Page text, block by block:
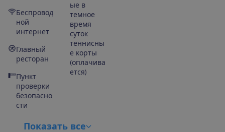
Беспровод
ной
интернет
Главный
ресторан
Пункт
проверки
безопасно
сти
ые в
темное
время
суток
теннисны
е корты
(оплачива
ется)
Показать все